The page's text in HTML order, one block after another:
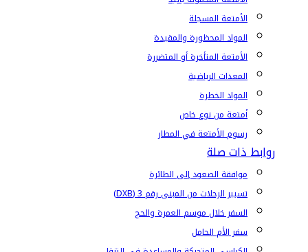
الأمتعة المسجلة
المواد المحظورة والمقيدة
الأمتعة المتأخرة أو المتضررة
المعدات الرياضية
المواد الخطرة
أمتعة من نوع خاص
رسوم الأمتعة في المطار
روابط ذات صلة
موافقة الصعود إلى الطائرة
تسيير الرحلات من المبنى رقم 3 (DXB)
السفر خلال موسم العمرة والحج
سفر الأم الحامل